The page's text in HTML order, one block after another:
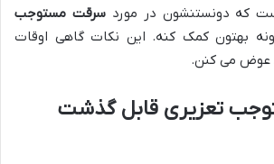
که دونستنشون در موردسرقت مستوجب
بهتون کمک کنه. این نکات گاهی اوقات
عوض می کنن.
تعزیری قابل گذشت